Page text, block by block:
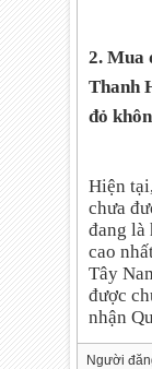
2. Mua
Thanh
đỏ
Hiện
chưa
đang là
cao
Tây
được
nhận
Người